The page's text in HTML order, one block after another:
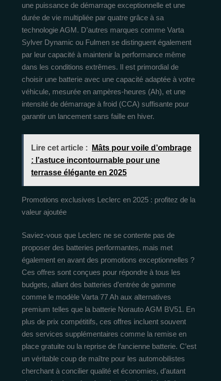
une puissance de démarrage exceptionnelle et une
durée de vie multipliée par quatre grâce à sa
technologie AGM. D’autres marques comme Varta
Sylver Dynamic ou Fulmen se distinguent également
par leur capacité à maintenir la performance même
dans les conditions extrêmes. Il est primordial de
choisir une batterie avec une capacité adaptée à votre
véhicule, mesurée en ampères-heures (Ah), et une
intensité de démarrage à froid (CCA) suffisante pour
garantir un lancement sans faille en hiver.
Lire cet article :
Mâts pour voile d’ombrage
: l’astuce incontournable pour une
terrasse élégante en 2025
Promotions exclusives Leclerc en 2025 : profitez de la
valeur ajoutée
Saviez-vous que Leclerc ne se contente pas de
proposer des batteries performantes, mais met
également en avant des promotions exceptionnelles ?
Ces offres sont conçues pour répondre à tous les
budgets, allant des batteries d’entrée de gamme
comme le modèle Varta 77 Ah aux alternatives
premium telles que la batterie Norauto AGM BV51. En
plus de prix compétitifs, ces offres incluent souvent
des services supplémentaires comme la remise en
place gratuite ou la reprise de l’ancienne batterie. C’est
un véritable coup de maître pour les automobilistes
cherchant à concilier qualité et économies, d’autant